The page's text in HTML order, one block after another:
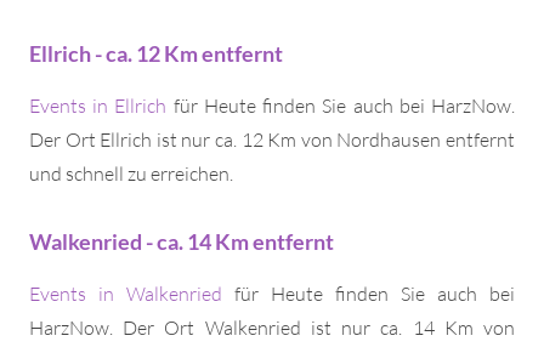
Ellrich - ca. 12 Km entfernt
Events in Ellrich für Heute finden Sie auch bei HarzNow.
Der Ort Ellrich ist nur ca. 12 Km von Nordhausen entfernt
und schnell zu erreichen.
Walkenried - ca. 14 Km entfernt
Events in Walkenried für Heute finden Sie auch bei
HarzNow. Der Ort Walkenried ist nur ca. 14 Km von